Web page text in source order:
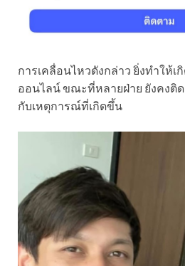
การเคลื่อนไหวดังกล่าว ยิ่งทำให้
ออนไลน์ ขณะที่หลายฝ่าย ยังคงติ
กับเหตุการณ์ที่เกิดขึ้น